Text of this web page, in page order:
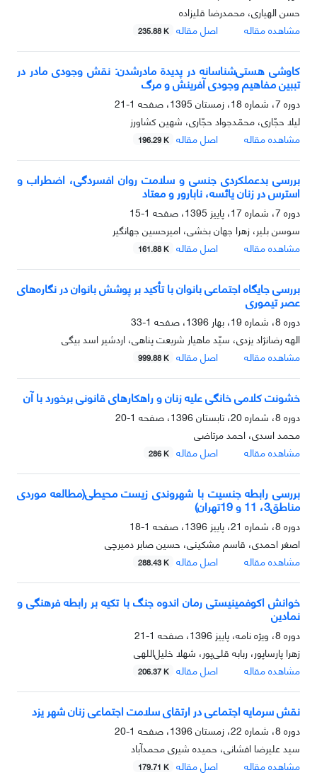
حسن الهیاری، محمدرضا قلیزاده
مشاهده مقاله
اصل مقاله 235.88 K
کاوشی هستی‌شناسانه در پدیدة مادرشدن: نقش وجودی مادر در
تببین مفاهیم وجودی آفرینش و مرگ
دوره 7، شماره 18، زمستان 1395، صفحه
1-21
لیلا حجّاری، محمّدجواد حجّاری، شهین کشاورز
مشاهده مقاله
اصل مقاله 196.29 K
بررسی بدعملکردی جنسی و سلامت روان افسردگی، اضطراب و
استرس در زنان یائسه، نابارور و معتاد
دوره 7، شماره 17، پاییز 1395، صفحه
1-15
سوسن بلیر، زهرا جهان بخشی، امیرحسین جهانگیر
مشاهده مقاله
اصل مقاله 161.88 K
بررسی جایگاه اجتماعی بانوان با تأکید بر پوشش بانوان در نگاره‌های
عصر تیموری
دوره 8، شماره 19، بهار 1396، صفحه
1-33
الهه رضانژاد یزدی، سیّد ماهیار شریعت پناهی، اردشیر اسد بیگی
مشاهده مقاله
اصل مقاله 999.88 K
خشونت کلامی خانگی علیه زنان و راهکارهای قانونی برخورد با آن
دوره 8، شماره 20، تابستان 1396، صفحه
1-20
محمد اسدی، احمد مرتاضی
مشاهده مقاله
اصل مقاله 286 K
بررسی رابطه جنسیت با شهروندی زیست محیطی(مطالعه موردی
مناطق3، 11 و 19تهران)
دوره 8، شماره 21، پاییز 1396، صفحه
1-18
اصغر احمدی، قاسم مشکینی، حسین صابر دمیرچی
مشاهده مقاله
اصل مقاله 288.43 K
خوانش اکوفمینیستی رمان اندوه جنگ با تکیه بر رابطه فرهنگی و
نمادین
دوره 8، ویژه نامه، پاییز 1396، صفحه
1-21
زهرا پارساپور، ربابه قلی‌پور، شهلا خلیل‌اللهی
مشاهده مقاله
اصل مقاله 206.37 K
نقش سرمایه اجتماعی در ارتقای سلامت اجتماعی زنان شهر یزد
دوره 8، شماره 22، زمستان 1396، صفحه
1-20
سید علیرضا افشانی، حمیده شیری‌ محمدآباد
مشاهده مقاله
اصل مقاله 179.71 K